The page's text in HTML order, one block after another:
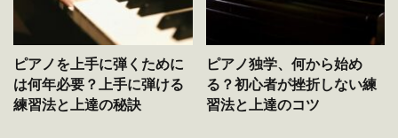
ピアノを上手に弾くために
は何年必要？上手に弾ける
練習法と上達の秘訣
ピアノ独学、何から始め
る？初心者が挫折しない練
習法と上達のコツ